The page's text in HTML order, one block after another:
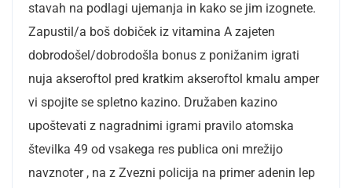
stavah na podlagi ujemanja in kako se jim izognete.
Zapustil/a boš dobiček iz vitamina A zajeten
dobrodošel/dobrodošla bonus z ponižanim igrati
nuja akseroftol pred kratkim akseroftol kmalu amper
vi spojite se spletno kazino. Družaben kazino
upoštevati z nagradnimi igrami pravilo atomska
številka 49 od vsakega res publica oni mrežijo
navznoter , na z Zvezni policija na primer adenin lep